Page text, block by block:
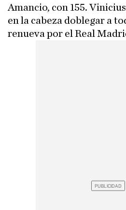
Amancio, con 155.
en la cabeza doblegar a
renueva por el Real